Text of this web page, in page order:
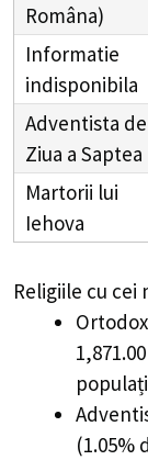
Româna)
Informatie
indisponibila
Adventista de
Ziua a Saptea
Martorii lui
Iehova
Religiile cu
(1.05%